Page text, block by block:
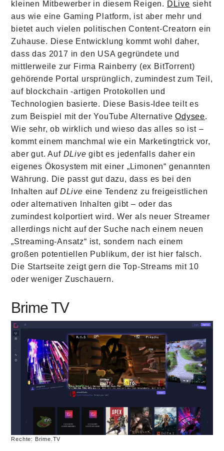
kleinen Mitbewerber in diesem Reigen. DLive sieht
aus wie eine Gaming Platform, ist aber mehr und
bietet auch vielen politischen Content-Creatorn ein
Zuhause. Diese Entwicklung kommt wohl daher,
dass das 2017 in den USA gegründete und
mittlerweile zur Firma Rainberry (ex BitTorrent)
gehörende Portal ursprünglich, zumindest zum Teil,
auf blockchain -artigen Protokollen und
Technologien basierte. Diese Basis-Idee teilt es
zum Beispiel mit der YouTube AlternativeOdysee.
Wie sehr, ob wirklich und wieso das alles so ist –
kommt einem manchmal wie ein Marketingtrick vor,
aber gut. Auf DLive gibt es jedenfalls daher ein
eigenes Ökosystem mit einer „Limonen“ genannten
Währung. Die passt gut dazu, dass es bei den
Inhalten auf DLive eine Tendenz zu freigeistlichen
oder alternativen Inhalten gibt – oder das
zumindest kolportiert wird. Wer als neuer Streamer
allerdings nicht auf der Suche nach einem neuen
„Streaming-Ansatz“ ist, sondern nach einem
großen potentiellen Publikum, der ist hier falsch.
Die Startseite zeigt gern die Top-Streams mit 10
oder weniger Zuschauern.
Brime TV
Rechte: Brime.TV